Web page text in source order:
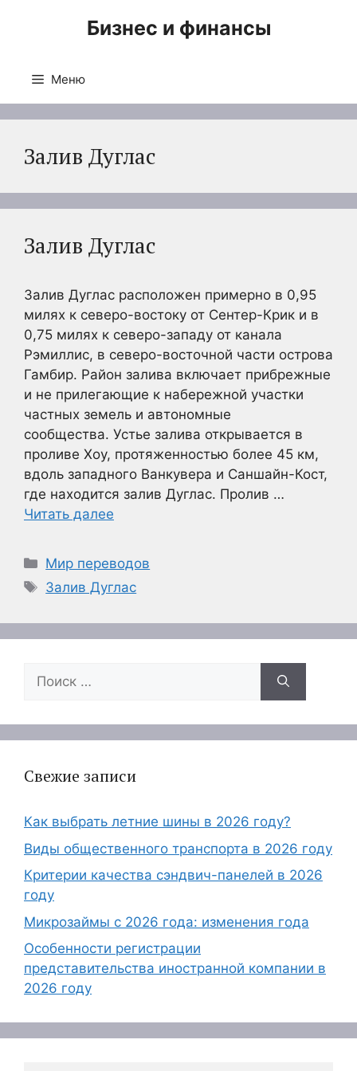
Бизнес и финансы
Меню
Залив Дуглас
Залив Дуглас
Залив Дуглас расположен примерно в 0,95
милях к северо-востоку от Сентер-Крик и в
0,75 милях к северо-западу от канала
Рэмиллис, в северо-восточной части острова
Гамбир. Район залива включает прибрежные
и не прилегающие к набережной участки
частных земель и автономные
сообщества. Устье залива открывается в
проливе Хоу, протяженностью более 45 км,
вдоль западного Ванкувера и Саншайн-Кост,
где находится залив Дуглас. Пролив …
Читать далее
Рубрики
Мир переводов
Метки
Залив Дуглас
Поиск:
Свежие записи
Как выбрать летние шины в 2026 году?
Виды общественного транспорта в 2026 году
Критерии качества сэндвич-панелей в 2026
году
Микрозаймы с 2026 года: изменения года
Особенности регистрации
представительства иностранной компании в
2026 году